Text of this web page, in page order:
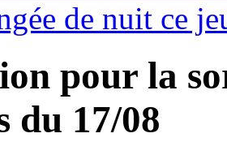
de nuit ce
pour la
du 17/08